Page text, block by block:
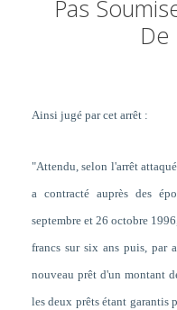
Pas
De
Ainsi jugé par cet arrêt :
"Attendu, selon l'arrêt
a contracté auprès des
septembre et 26 octobre
francs sur six ans puis, par
nouveau prêt d'un montant
les deux prêts étant garantis